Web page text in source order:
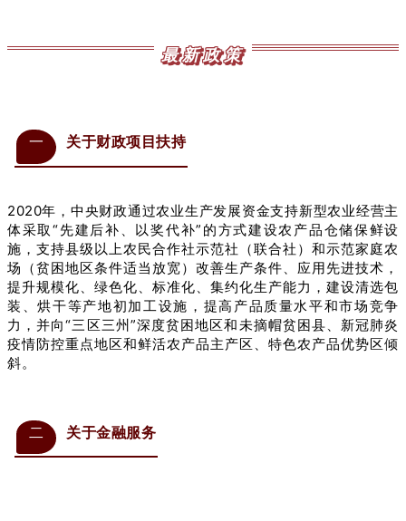
最新政策
一 关于财政项目扶持
2020年，中央财政通过农业生产发展资金支持新型农业经营主
体采取“先建后补、以奖代补”的方式建设农产品仓储保鲜设
施，支持县级以上农民合作社示范社（联合社）和示范家庭农
场（贫困地区条件适当放宽）改善生产条件、应用先进技术，
提升规模化、绿色化、标准化、集约化生产能力，建设清选包
装、烘干等产地初加工设施，提高产品质量水平和市场竞争
力，并向“三区三州”深度贫困地区和未摘帽贫困县、新冠肺炎
疫情防控重点地区和鲜活农产品主产区、特色农产品优势区倾
斜。
二 关于金融服务